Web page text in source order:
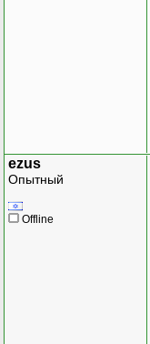
ezus
Опытный
Offline